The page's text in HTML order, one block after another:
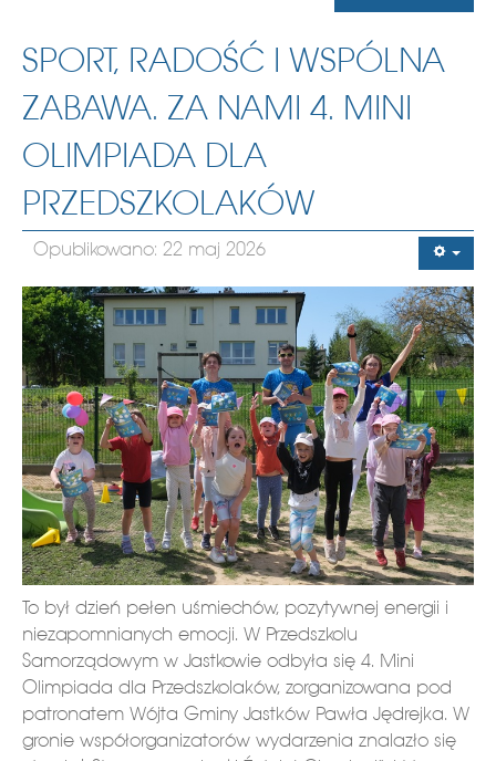
SPORT, RADOŚĆ I WSPÓLNA
ZABAWA. ZA NAMI 4. MINI
OLIMPIADA DLA
PRZEDSZKOLAKÓW
Opublikowano: 22 maj 2026
To był dzień pełen uśmiechów, pozytywnej energii i
niezapomnianych emocji. W Przedszkolu
Samorządowym w Jastkowie odbyła się 4. Mini
Olimpiada dla Przedszkolaków, zorganizowana pod
patronatem Wójta Gminy Jastków Pawła Jędrejka. W
gronie współorganizatorów wydarzenia znalazło się